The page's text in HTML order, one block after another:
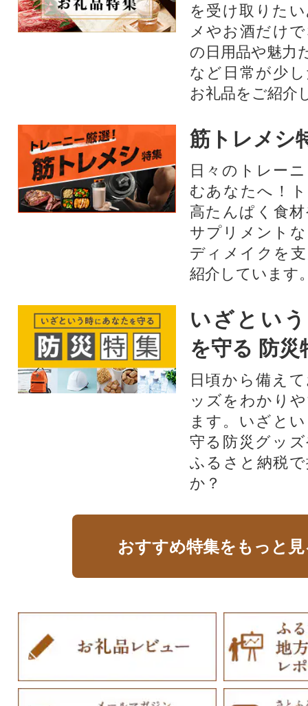
を受け取りた
メやお酒だけ
の日用品や魅力
など日常が少
お礼品をご紹介
筋トレメシ
日々のトレー
むあなたへ！
高たんぱく食
サプリメント
ディメイクを
紹介しています
いざとい
を守る 防災
日頃から備え
ッズをわかり
ます。いざと
守る防災グッ
ふるさと納税
か？
おすすめ特集をもっと